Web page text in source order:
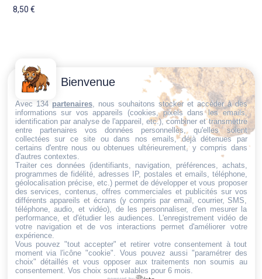
8,50€
Trouvez ce qu'il vous faut,
au bon endroit
Conditions
générales
de vente
Politique de
cookies
Politique de
confidentialité
Mentions
légales
Conditions de
retour et de
remboursement
Droit de
rétractation
Contactez-
Nous
Email:
dt@sasbms.fr
Bienvenue
Avec 134 partenaires, nous souhaitons stocker et accéder à des
informations sur vos appareils (cookies, pixels dans les emails,
identification par analyse de l'appareil, etc.), combiner et transmettre
entre partenaires vos données personnelles, qu'elles soient
collectées sur ce site ou dans nos emails, déjà détenues par
certains d'entre nous ou obtenues ultérieurement, y compris dans
d'autres contextes.
Traiter ces données (identifiants, navigation, préférences, achats,
programmes de fidélité, adresses IP, postales et emails, téléphone,
géolocalisation précise, etc.) permet de développer et vous proposer
des services, contenus, offres commerciales et publicités sur vos
différents appareils et écrans (y compris par email, courrier, SMS,
téléphone, audio, et vidéo), de les personnaliser, d'en mesurer la
performance, et d'étudier les audiences. L'enregistrement vidéo de
votre navigation et de vos interactions permet d'améliorer votre
expérience.
Vous pouvez "tout accepter" et retirer votre consentement à tout
moment via l'icône "cookie" . Vous pouvez aussi "paramétrer des
choix" détaillés et vous opposer aux traitements non soumis au
consentement. Vos choix sont valables pour 6 mois.